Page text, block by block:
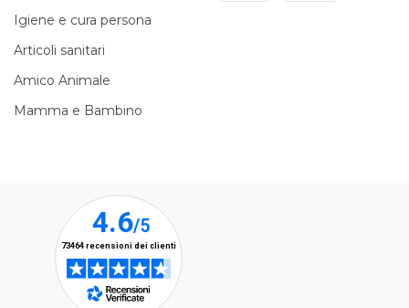
Igiene e cura persona
Articoli sanitari
Amico Animale
Mamma e Bambino